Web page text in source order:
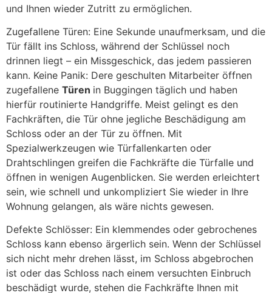
und Ihnen wieder Zutritt zu ermöglichen.
Zugefallene Türen: Eine Sekunde unaufmerksam, und die
Tür fällt ins Schloss, während der Schlüssel noch
drinnen liegt – ein Missgeschick, das jedem passieren
kann. Keine Panik: Dere geschulten Mitarbeiter öffnen
zugefallene Türen in Buggingen täglich und haben
hierfür routinierte Handgriffe. Meist gelingt es den
Fachkräften, die Tür ohne jegliche Beschädigung am
Schloss oder an der Tür zu öffnen. Mit
Spezialwerkzeugen wie Türfallenkarten oder
Drahtschlingen greifen die Fachkräfte die Türfalle und
öffnen in wenigen Augenblicken. Sie werden erleichtert
sein, wie schnell und unkompliziert Sie wieder in Ihre
Wohnung gelangen, als wäre nichts gewesen.
Defekte Schlösser: Ein klemmendes oder gebrochenes
Schloss kann ebenso ärgerlich sein. Wenn der Schlüssel
sich nicht mehr drehen lässt, im Schloss abgebrochen
ist oder das Schloss nach einem versuchten Einbruch
beschädigt wurde, stehen die Fachkräfte Ihnen mit